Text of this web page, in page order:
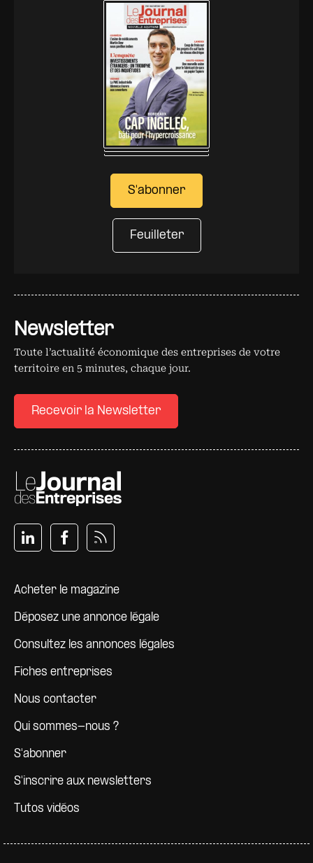
Newsletter
Toute l’actualité économique des entreprises de votre
territoire en 5 minutes, chaque jour.
Recevoir la Newsletter
Pied de page
Acheter le magazine
Déposez une annonce légale
Consultez les annonces légales
Fiches entreprises
Nous contacter
Qui sommes-nous ?
S'abonner
S'inscrire aux newsletters
Tutos vidéos
S'abonner
Feuilleter